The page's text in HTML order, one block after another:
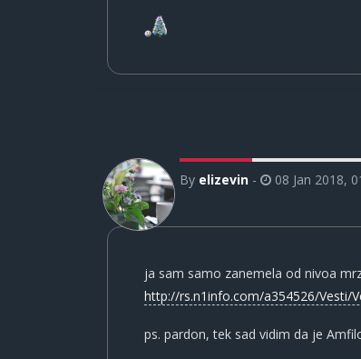
By elizevin - 08 Jan 2018,
ja sam samo zanemela od nivoa
http://rs.n1info.com/a354526/Vesti/
ps. pardon, tek sad vidim da je